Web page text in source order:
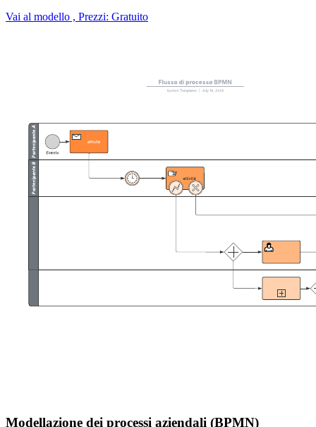
Vai al modello , Prezzi: Gratuito
Modellazione dei processi aziendali (BPMN)